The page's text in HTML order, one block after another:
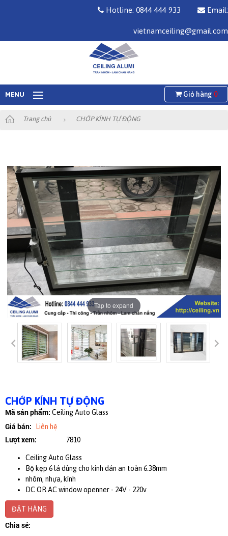
Hotline: 0844 444 933 Email:
vietnamceiling@gmail.com
MENU Giỏ hàng 0
Trang chủ CHỚP KÍNH TỰ ĐỘNG
Tap to expand
CHỚP KÍNH TỰ ĐỘNG
Mã sản phẩm: Ceiling Auto Glass
Giá bán: Liên hệ
Lượt xem: 7810
Ceiling Auto Glass
Bộ kẹp 6 lá dùng cho kính dán an toàn 6.38mm
nhôm, nhựa, kính
DC OR AC window openner - 24V - 220v
ĐẶT HÀNG
Chia sẻ: